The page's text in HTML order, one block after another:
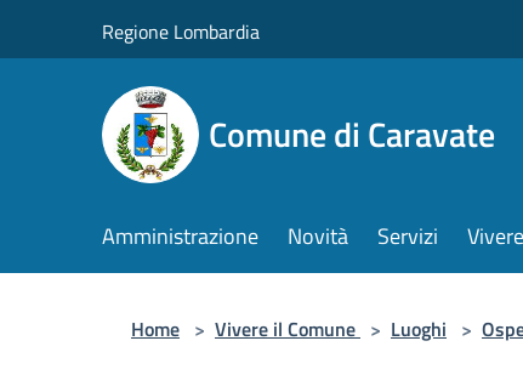
Regione Lombardia
Comune di Caravate
Amministrazione Novità Servizi
Home > Vivere il Comune > Luoghi >